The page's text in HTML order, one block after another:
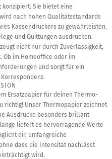
Sie bietet eine
nach hohen Qualitätsstandards
Kassendruckers zu gewährleisten.
und Quittungen ausdrucken.
nicht nur durch Zuverlässigkeit,
im Homeoffice oder im
und sorgt für ein
Ersatzpapier für deinen Thermo-
richtig! Unser Thermopapier zeichnet
Ausdrucke besonders brillant
liefert es hervorragende Werte
dir, umfangreiche
dass die Intensität nachlässt
wird.